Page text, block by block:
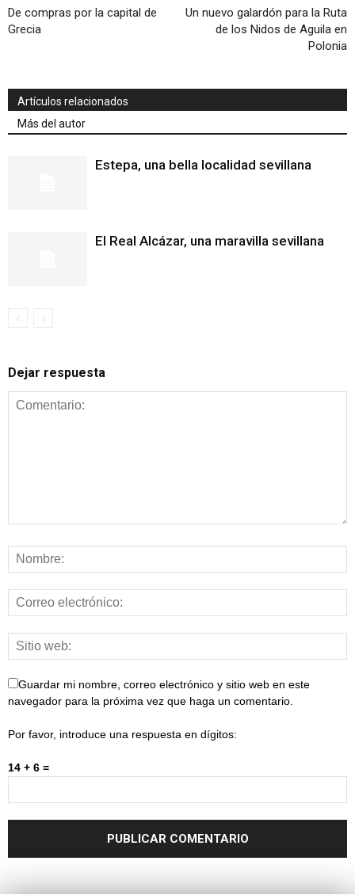
De compras por la capital de
Grecia
Un nuevo galardón para la Ruta
de los Nidos de Aguila en
Polonia
Artículos relacionados
Más del autor
Estepa, una bella localidad sevillana
El Real Alcázar, una maravilla sevillana
Dejar respuesta
Guardar mi nombre, correo electrónico y sitio web en este
navegador para la próxima vez que haga un comentario.
Por favor, introduce una respuesta en dígitos:
14 + 6 =